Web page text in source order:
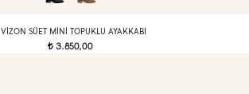
VIZON SÜET MINI TOPUKLU AYAKKABI
t3.850,00